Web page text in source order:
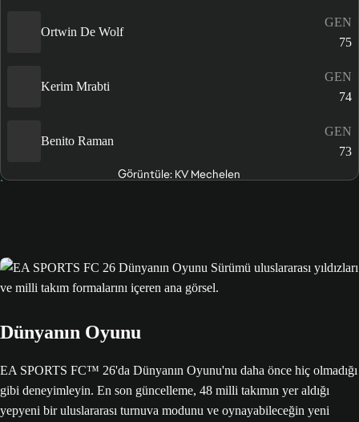
Ortwin De Wolf
GEN
75
Kerim Mrabti
GEN
74
Benito Raman
GEN
73
Görüntüle: KV Mechelen
Dünyanın Oyunu
EA SPORTS FC™ 26'da Dünyanın Oyunu'nu daha önce hiç olmadığı
gibi deneyimleyin. En son güncelleme, 48 milli takımın yer aldığı
yepyeni bir uluslararası turnuva modunu ve oynayabileceğin yeni